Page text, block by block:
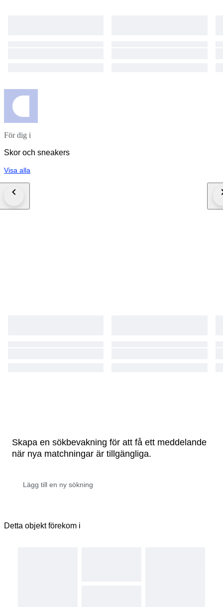
För dig i
Skor och sneakers
Visa alla
Skapa en sökbevakning för att få ett meddelande
när nya matchningar är tillgängliga.
Detta objekt förekom i